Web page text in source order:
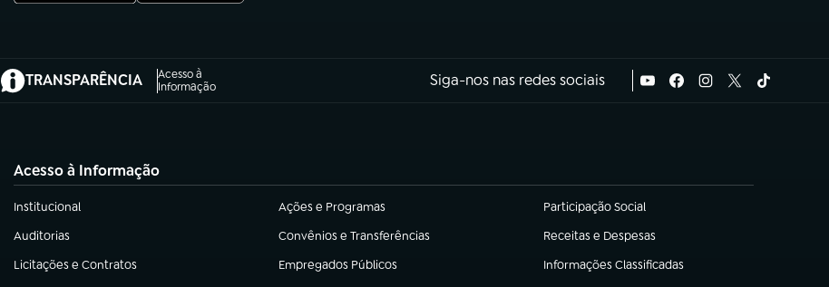
TRANSPARÊNCIA
Acesso à
Informação
(abre em nova aba) Siga-nos nas redes sociais
Acesso à Informação
Institucional
(abre em nova aba) Ações e Programas
(abre em nova aba) Participação Social
(abre em nova aba)
Auditorias
(abre em nova aba) Convênios e Transferências
(abre em nova aba) Receitas e Despesas
(abre em nova aba)
Licitações e Contratos
(abre em nova aba) Empregados Públicos
(abre em nova aba) Informações Classificadas
(abre em nova aba)